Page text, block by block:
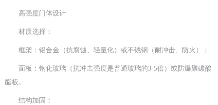
高强度门体设计
材质选择：
框架：铝合金（抗腐蚀、轻量化）或不锈钢（耐冲击、防火）；
面板：钢化玻璃（抗冲击强度是普通玻璃的3-5倍）或防爆聚碳酸
酯板。
结构加固：